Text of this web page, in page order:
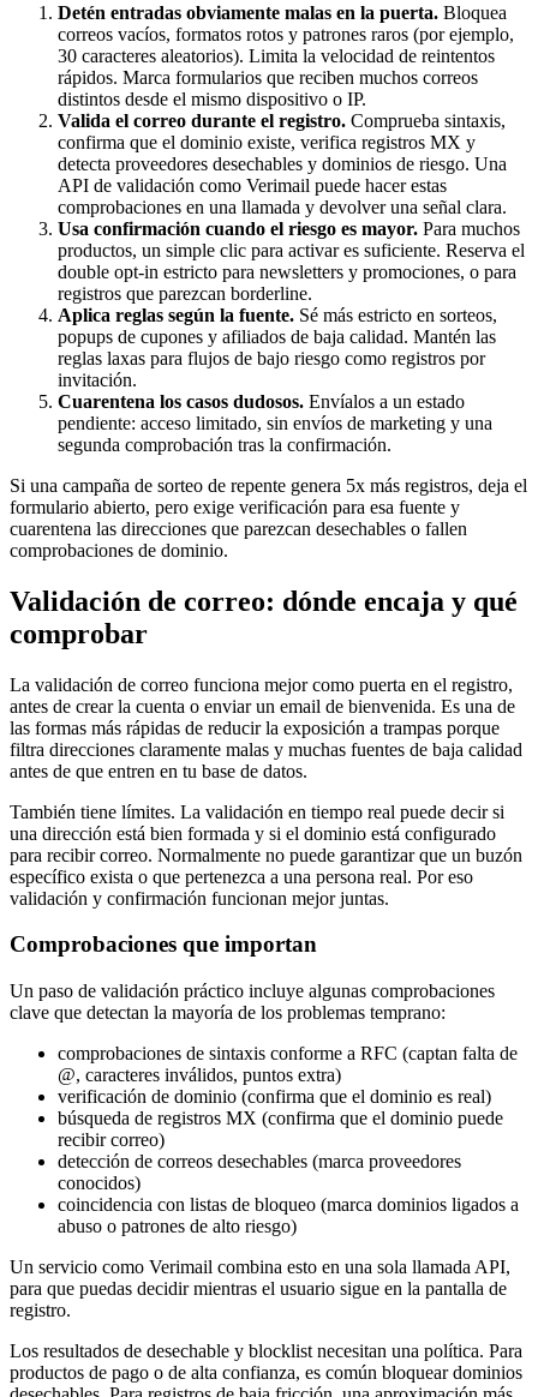
Detén entradas obviamente malas en la puerta. Bloquea
correos vacíos, formatos rotos y patrones raros (por ejemplo,
30 caracteres aleatorios). Limita la velocidad de reintentos
rápidos. Marca formularios que reciben muchos correos
distintos desde el mismo dispositivo o IP.
Valida el correo durante el registro. Comprueba sintaxis,
confirma que el dominio existe, verifica registros MX y
detecta proveedores desechables y dominios de riesgo. Una
API de validación como Verimail puede hacer estas
comprobaciones en una llamada y devolver una señal clara.
Usa confirmación cuando el riesgo es mayor. Para muchos
productos, un simple clic para activar es suficiente. Reserva el
double opt-in estricto para newsletters y promociones, o para
registros que parezcan borderline.
Aplica reglas según la fuente. Sé más estricto en sorteos,
popups de cupones y afiliados de baja calidad. Mantén las
reglas laxas para flujos de bajo riesgo como registros por
invitación.
Cuarentena los casos dudosos. Envíalos a un estado
pendiente: acceso limitado, sin envíos de marketing y una
segunda comprobación tras la confirmación.
Si una campaña de sorteo de repente genera 5x más registros, deja el
formulario abierto, pero exige verificación para esa fuente y
cuarentena las direcciones que parezcan desechables o fallen
comprobaciones de dominio.
Validación de correo: dónde encaja y qué
comprobar
La validación de correo funciona mejor como puerta en el registro,
antes de crear la cuenta o enviar un email de bienvenida. Es una de
las formas más rápidas de reducir la exposición a trampas porque
filtra direcciones claramente malas y muchas fuentes de baja calidad
antes de que entren en tu base de datos.
También tiene límites. La validación en tiempo real puede decir si
una dirección está bien formada y si el dominio está configurado
para recibir correo. Normalmente no puede garantizar que un buzón
específico exista o que pertenezca a una persona real. Por eso
validación y confirmación funcionan mejor juntas.
Comprobaciones que importan
Un paso de validación práctico incluye algunas comprobaciones
clave que detectan la mayoría de los problemas temprano:
comprobaciones de sintaxis conforme a RFC (captan falta de
@, caracteres inválidos, puntos extra)
verificación de dominio (confirma que el dominio es real)
búsqueda de registros MX (confirma que el dominio puede
recibir correo)
detección de correos desechables (marca proveedores
conocidos)
coincidencia con listas de bloqueo (marca dominios ligados a
abuso o patrones de alto riesgo)
Un servicio como Verimail combina esto en una sola llamada API,
para que puedas decidir mientras el usuario sigue en la pantalla de
registro.
Los resultados de desechable y blocklist necesitan una política. Para
productos de pago o de alta confianza, es común bloquear dominios